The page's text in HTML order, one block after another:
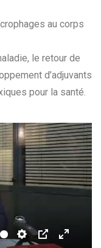
au corps
le retour de
d’adjuvants
pour la santé.